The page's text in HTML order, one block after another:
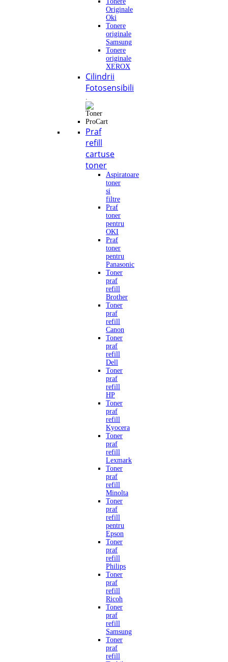
Originale
Oki
Tonere
originale
Samsung
Tonere
originale
XEROX
Cilindrii
Fotosensibili
.
Praf
refill
cartuse
toner
Aspiratoare
toner
si
filtre
Praf
toner
pentru
OKI
Praf
toner
pentru
Panasonic
Toner
praf
refill
Brother
Toner
praf
refill
Canon
Toner
praf
refill
Dell
Toner
praf
refill
HP
Toner
praf
refill
Kyocera
Toner
praf
refill
Lexmark
Toner
praf
refill
Minolta
Toner
praf
refill
pentru
Epson
Toner
praf
refill
Philips
Toner
praf
refill
Ricoh
Toner
praf
refill
Samsung
Toner
praf
refill